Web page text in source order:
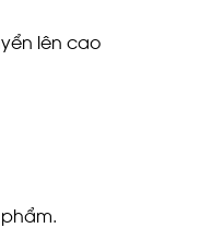
lên cao